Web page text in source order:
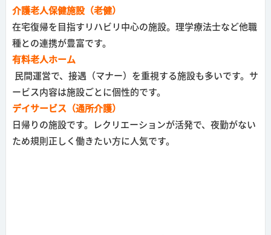
介護老人保健施設（老健）
在宅復帰を目指すリハビリ中心の施設。理学療法士など他職
種との連携が豊富です。
有料老人ホーム
民間運営で、接遇（マナー）を重視する施設も多いです。サ
ービス内容は施設ごとに個性的です。
デイサービス（通所介護）
日帰りの施設です。レクリエーションが活発で、夜勤がない
ため規則正しく働きたい方に人気です。